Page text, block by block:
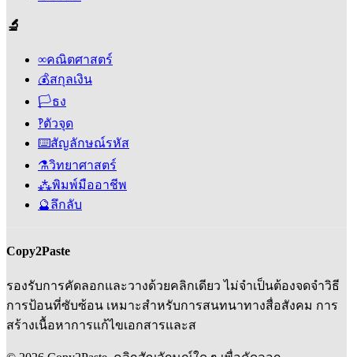
🔬
∞คณิตศาสตร์
💰สกุลเงิน
🏳️ธง
‽ตัวจุด
⌨️สัญลักษณ์รหัส
⚗️วิทยาศาสตร์
⁂พิมพ์มืออาชีพ
🔮ลึกลับ
Copy2Paste
รองรับการคัดลอกและวางด้วยคลิกเดียว ไม่จําเป็นต้องจดจำวิธี
การป้อนที่ซับซ้อน เหมาะสำหรับการสนทนาทางสื่อสังคม การ
สร้างเนื้อหาการแก้ไขเอกสารและส